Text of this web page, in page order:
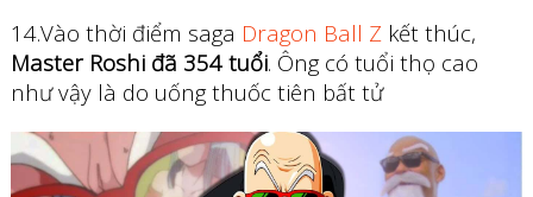
14.Vào thời điểm saga Dragon Ball Z kết thúc,
Master Roshi đã 354 tuổi. Ông có tuổi thọ cao
như vậy là do uống thuốc tiên bất tử